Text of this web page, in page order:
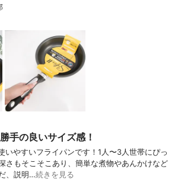
手の良いサイズ感！
いやすいフライパンです！1人〜3人世帯にぴっ
さもそこそこあり、簡単な煮物やあんかけなど
、説明…続きを見る